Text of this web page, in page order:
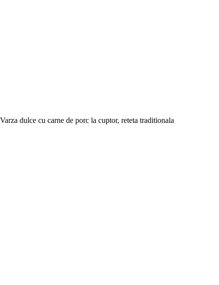
Varza dulce cu carne de porc la cuptor, reteta traditionala